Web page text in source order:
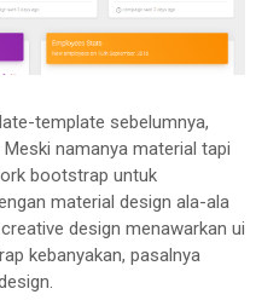
template sebelumnya,
namanya material tapi
bootstrap untuk
material design ala-ala
design menawarkan ui
kebanyakan, pasalnya